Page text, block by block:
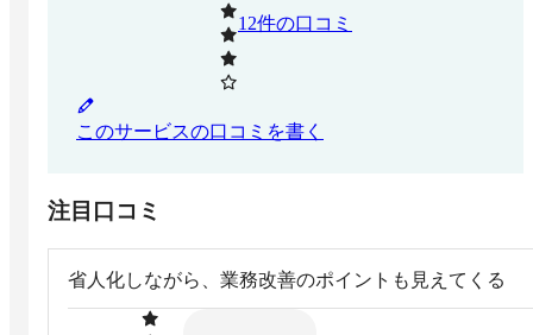
12件の口コミ
このサービスの口コミを書く
注目口コミ
省人化しながら、業務改善のポイントも見えてくる